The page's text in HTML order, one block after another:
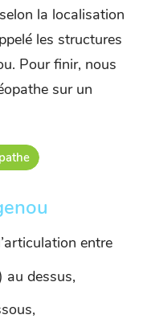
la localisation
les structures
Pour finir, nous
sur un
entre
au dessus,